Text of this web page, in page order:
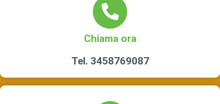
Chiama ora
Tel. 3458769087